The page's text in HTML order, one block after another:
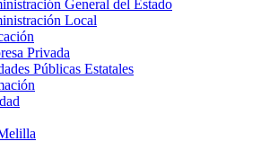
General del Estado
Local
Privada
Públicas Estatales